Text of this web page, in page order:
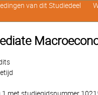
van dit Studiedeel